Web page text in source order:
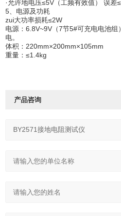
·允许地电压≤5V（工频有效值） 误差
5、电源及功耗
zui大功率损耗≤2W
电源：6.8V~9V（7节5#可充电电池
电。
体积：220mm×200mm×105mm
重量：≤1.4kg
产品咨询